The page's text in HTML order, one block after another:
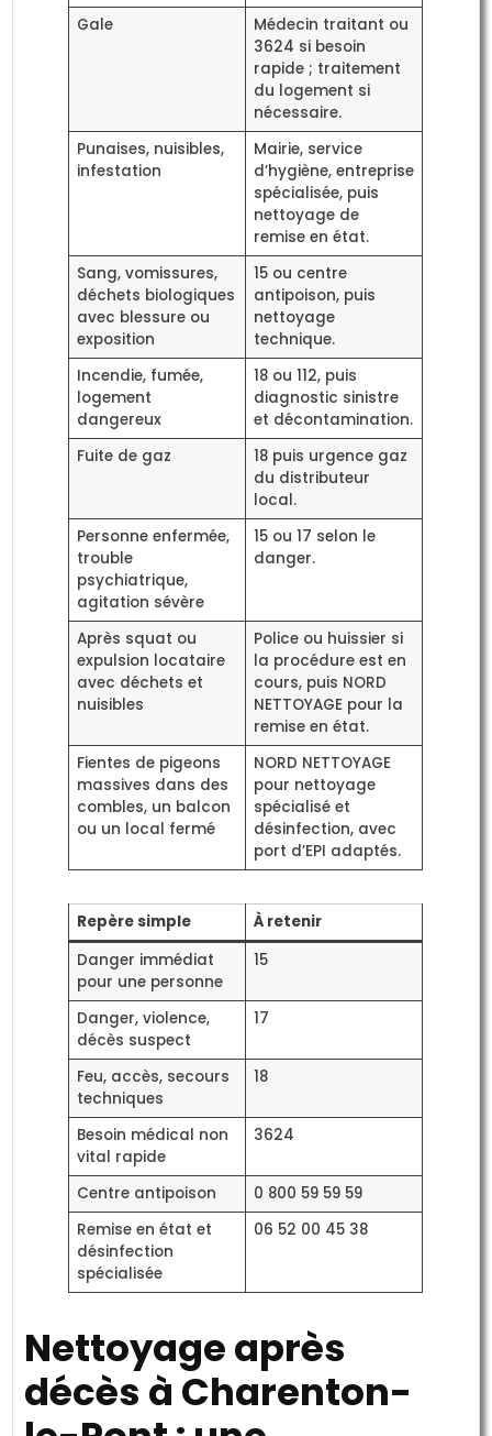
Gale
Médecin traitant ou
3624 si besoin
rapide ; traitement
du logement si
nécessaire.
Punaises, nuisibles,
infestation
Mairie, service
d’hygiène, entreprise
spécialisée, puis
nettoyage de
remise en état.
Sang, vomissures,
déchets biologiques
avec blessure ou
exposition
15 ou centre
antipoison, puis
nettoyage
technique.
Incendie, fumée,
logement
dangereux
18 ou 112, puis
diagnostic sinistre
et décontamination.
Fuite de gaz
18 puis urgence gaz
du distributeur
local.
Personne enfermée,
trouble
psychiatrique,
agitation sévère
15 ou 17 selon le
danger.
Après squat ou
expulsion locataire
avec déchets et
nuisibles
Police ou huissier si
la procédure est en
cours, puis NORD
NETTOYAGE pour la
remise en état.
Fientes de pigeons
massives dans des
combles, un balcon
ou un local fermé
NORD NETTOYAGE
pour nettoyage
spécialisé et
désinfection, avec
port d’EPI adaptés.
Repère simple
À retenir
Danger immédiat
pour une personne
15
Danger, violence,
décès suspect
17
Feu, accès, secours
techniques
18
Besoin médical non
vital rapide
3624
Centre antipoison
0 800 59 59 59
Remise en état et
désinfection
spécialisée
06 52 00 45 38
Nettoyage après
décès à Charenton-